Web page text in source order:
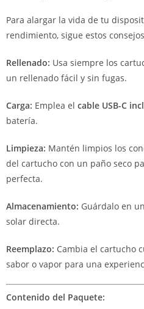
Para alargar la vida de tu
rendimiento, sigue estos
Rellenado: Usa siempre los
un rellenado fácil y sin fugas.
Carga: Emplea el cable USB-C
batería.
Limpieza: Mantén limpios los
del cartucho con un paño seco
perfecta.
Almacenamiento: Guárdalo en
solar directa.
Reemplazo: Cambia el cartucho
sabor o vapor para una
Contenido del Paquete: